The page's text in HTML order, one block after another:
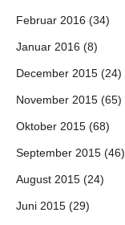
Februar 2016 (34)
Januar 2016 (8)
December 2015 (24)
November 2015 (65)
Oktober 2015 (68)
September 2015 (46)
August 2015 (24)
Juni 2015 (29)